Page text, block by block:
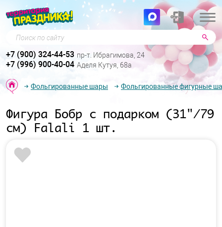
Поиск по сайту
+7 (900) 324-44-53 пр-т. Ибрагимова, 24
+7 (996) 900-40-04 Аделя Кутуя, 68а
Фольгированные шары Фольгированные фигурные
Фигура Бобр с подарком (31"/79
см) Falali 1 шт.